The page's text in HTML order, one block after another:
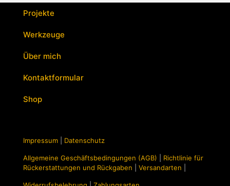
Projekte
Werkzeuge
Über mich
Kontaktformular
Shop
Impressum Datenschutz
Allgemeine Geschäftsbedingungen (AGB)
Richtlinie für
Rückerstattungen und Rückgaben
Versandarten